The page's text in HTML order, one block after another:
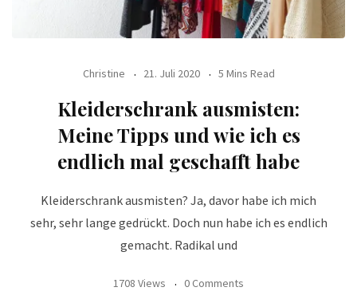
Christine 21. Juli 2020 5 Mins Read
Kleiderschrank ausmisten:
Meine Tipps und wie ich es
endlich mal geschafft habe
Kleiderschrank ausmisten? Ja, davor habe ich mich
sehr, sehr lange gedrückt. Doch nun habe ich es endlich
gemacht. Radikal und
1708 Views 0 Comments